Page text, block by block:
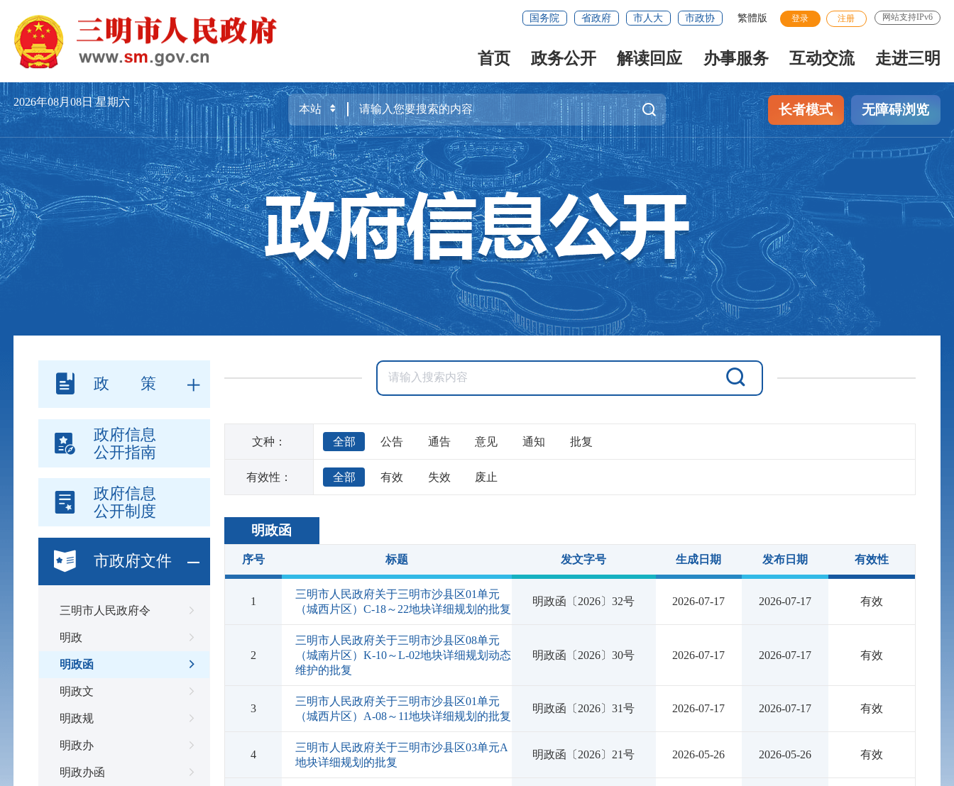
国务院 省政府 市人大 市政协 繁體版 登录 注册 网站支持IPv6
首页 政务公开 解读回应 办事服务 互动交流 走进三明
2026年08月08日星期六
长者模式 无障碍浏览
政 策
政府信息
公开指南
政府信息
公开制度
市政府文件
三明市人民政府令
明政
明政函
明政文
明政规
明政办
明政办函
文种： 全部 公告 通告 意见 通知 批复
有效性： 全部 有效 失效 废止
明政函
序号 标题 发文字号 生成日期 发布日期 有效性
1
三明市人民政府关于三明市沙县区01单元
（城西片区）C-18～22地块详细规划的批复
明政函〔2026〕32号 2026-07-17 2026-07-17 有效
2
三明市人民政府关于三明市沙县区08单元
（城南片区）K-10～L-02地块详细规划动态
维护的批复
明政函〔2026〕30号 2026-07-17 2026-07-17 有效
3
三明市人民政府关于三明市沙县区01单元
（城西片区）A-08～11地块详细规划的批复
明政函〔2026〕31号 2026-07-17 2026-07-17 有效
4
三明市人民政府关于三明市沙县区03单元A
地块详细规划的批复
明政函〔2026〕21号 2026-05-26 2026-05-26 有效